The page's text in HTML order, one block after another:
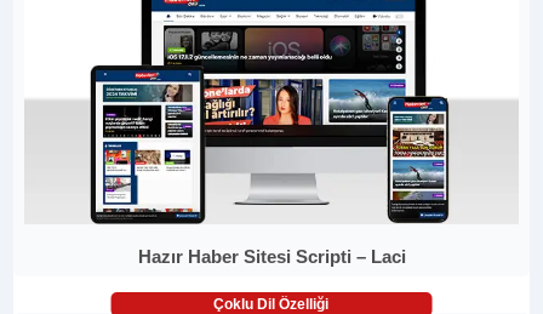
Hazır Haber Sitesi Scripti – Laci
Çoklu Dil Özelliği